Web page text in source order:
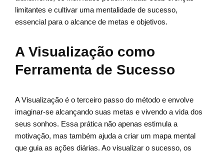
limitantes e cultivar uma mentalidade de sucesso,
essencial para o alcance de metas e objetivos.
A Visualização como
Ferramenta de Sucesso
A Visualização é o terceiro passo do método e envolve
imaginar-se alcançando suas metas e vivendo a vida dos
seus sonhos. Essa prática não apenas estimula a
motivação, mas também ajuda a criar um mapa mental
que guia as ações diárias. Ao visualizar o sucesso, os